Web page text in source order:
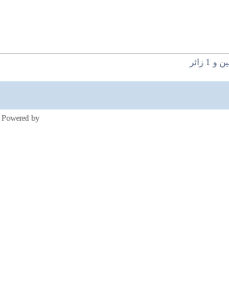
Powered by